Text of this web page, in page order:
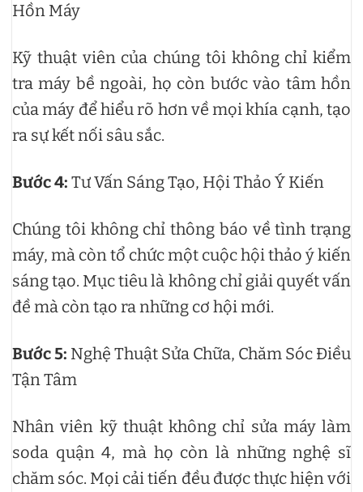
Hồn Máy
Kỹ thuật viên của chúng tôi không chỉ kiểm
tra máy bề ngoài, họ còn bước vào tâm hồn
của máy để hiểu rõ hơn về mọi khía cạnh, tạo
ra sự kết nối sâu sắc.
Bước 4: Tư Vấn Sáng Tạo, Hội Thảo Ý Kiến
Chúng tôi không chỉ thông báo về tình trạng
máy, mà còn tổ chức một cuộc hội thảo ý kiến
sáng tạo. Mục tiêu là không chỉ giải quyết vấn
đề mà còn tạo ra những cơ hội mới.
Bước 5: Nghệ Thuật Sửa Chữa, Chăm Sóc Điều
Tận Tâm
Nhân viên kỹ thuật không chỉ sửa máy làm
soda quận 4, mà họ còn là những nghệ sĩ
chăm sóc. Mọi cải tiến đều được thực hiện với